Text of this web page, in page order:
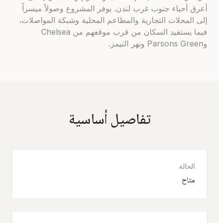
أعرق أحياء جنوب غرب لندن. يوفر المشروع وصولاً ميسراً
إلى المحلات التجارية والمطاعم المحلية وشبكة المواصلات،
فيما يستفيد السكان من قرب موقعهم من Chelsea
وParsons Green ونهر التيمز.
تفاصيل أساسية
الحالة
متاح